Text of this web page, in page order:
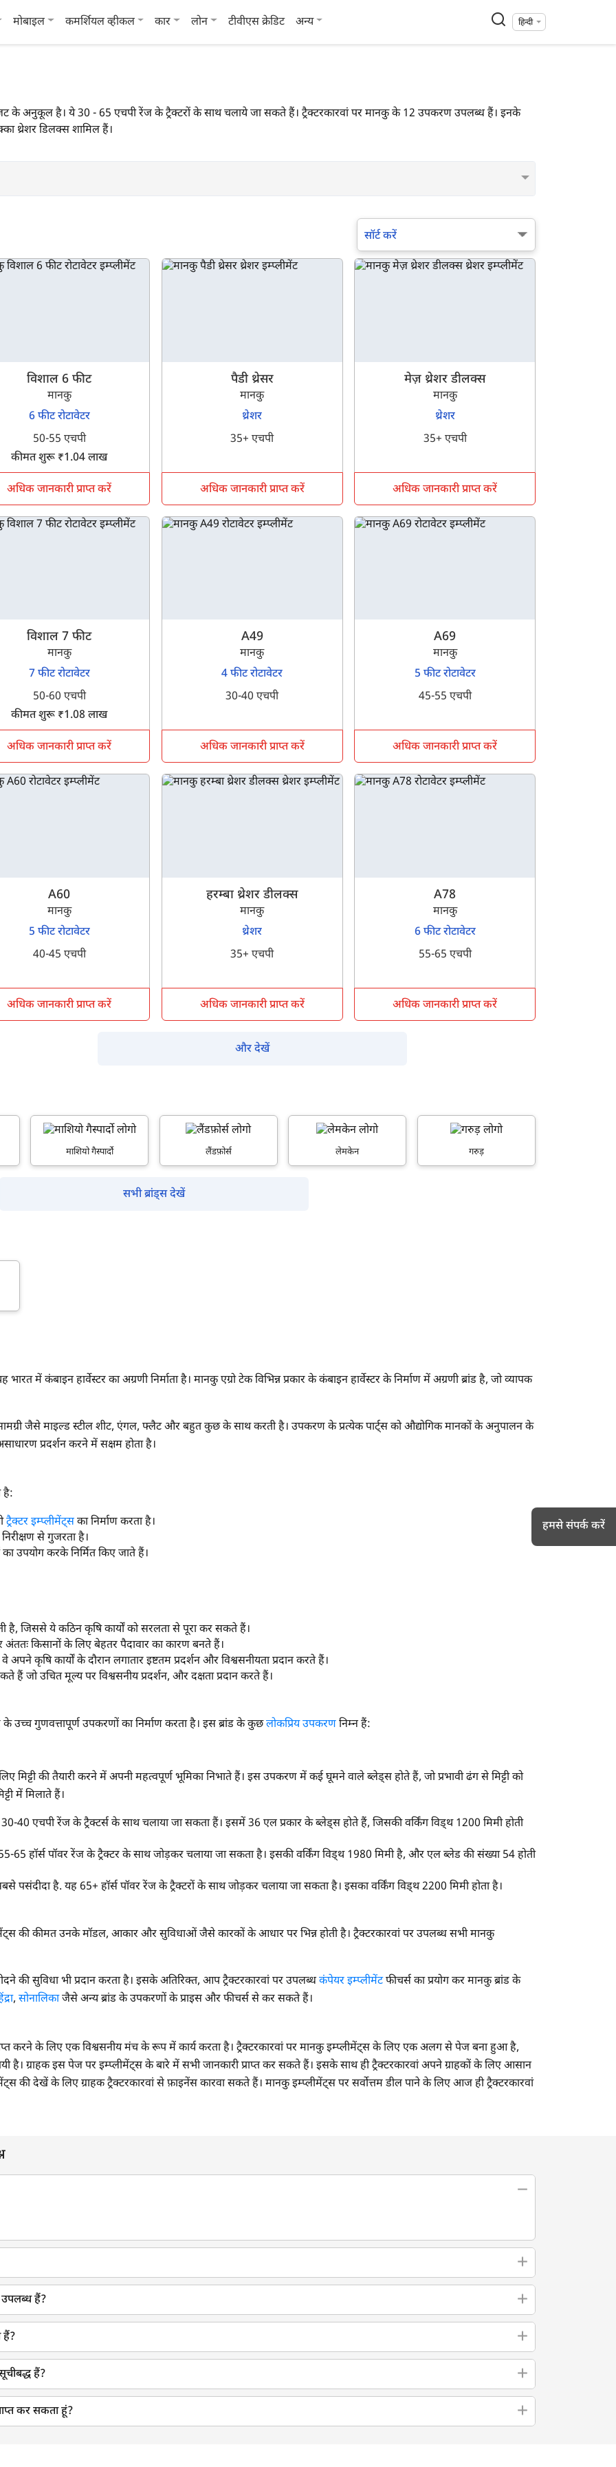
मोबाइल कमर्शियल व्हीकल कार लोन टीवीएस क्रेडिट अन्य हिन्दी
के अनुकूल है। ये 30 - 65 एचपी रेंज के ट्रैक्टरों के साथ चलाये जा सकते हैं। ट्रैक्टरकारवां पर मानकु के 12 उपकरण उपलब्ध हैं। इनके
थ्रेशर डिलक्स शामिल हैं।
सॉर्ट करें
विशाल 6 फीट
मानकु
6 फीट रोटावेटर
50-55 एचपी
कीमत शुरू ₹1.04 लाख
अधिक जानकारी प्राप्त करें
पैडी थ्रेसर
मानकु
थ्रेशर
35+ एचपी
अधिक जानकारी प्राप्त करें
मेज़ थ्रेशर डीलक्स
मानकु
थ्रेशर
35+ एचपी
अधिक जानकारी प्राप्त करें
विशाल 7 फीट
मानकु
7 फीट रोटावेटर
50-60 एचपी
कीमत शुरू ₹1.08 लाख
अधिक जानकारी प्राप्त करें
A49
मानकु
4 फीट रोटावेटर
30-40 एचपी
अधिक जानकारी प्राप्त करें
A69
मानकु
5 फीट रोटावेटर
45-55 एचपी
अधिक जानकारी प्राप्त करें
A60
मानकु
5 फीट रोटावेटर
40-45 एचपी
अधिक जानकारी प्राप्त करें
हरम्बा थ्रेशर डीलक्स
मानकु
थ्रेशर
35+ एचपी
अधिक जानकारी प्राप्त करें
A78
मानकु
6 फीट रोटावेटर
55-65 एचपी
अधिक जानकारी प्राप्त करें
और देखें
माशियो गैस्पार्दो लैंडफ़ोर्स लेमकेन गरुड़
सभी ब्रांड्स देखें
में कंबाइन हार्वेस्टर का अग्रणी निर्माता है। मानकु एग्रो टेक विभिन्न प्रकार के कंबाइन हार्वेस्टर के निर्माण में अग्रणी ब्रांड है, जो व्यापक
सामग्री जैसे माइल्ड स्टील शीट, एंगल, फ्लैट और बहुत कुछ के साथ करती है। उपकरण के प्रत्येक पार्ट्स को औद्योगिक मानकों के अनुपालन के
प्रदर्शन करने में सक्षम होता है।
है:
ट्रैक्टर इम्प्लीमेंट्सका निर्माण करता है।
निरीक्षण से गुजरता है।
उपयोग करके निर्मित किए जाते हैं।
है, जिससे ये कठिन कृषि कार्यों को सरलता से पूरा कर सकते हैं।
किसानों के लिए बेहतर पैदावार का कारण बनते हैं।
कृषि कार्यों के दौरान लगातार इष्टतम प्रदर्शन और विश्वसनीयता प्रदान करते हैं।
जो उचित मूल्य पर विश्वसनीय प्रदर्शन, और दक्षता प्रदान करते हैं।
के उच्च गुणवत्तापूर्ण उपकरणों का निर्माण करता है। इस ब्रांड के कुछलोकप्रिय उपकरणनिम्न हैं:
की तैयारी करने में अपनी महत्वपूर्ण भूमिका निभाते हैं। इस उपकरण में कई घूमने वाले ब्लेड्स होते हैं, जो प्रभावी ढंग से मिट्टी को
में मिलाते हैं।
40 एचपी रेंज के ट्रैक्टर्स के साथ चलाया जा सकता हैं। इसमें 36 एल प्रकार के ब्लेड्स होते हैं, जिसकी वर्किंग विड्थ 1200 मिमी होती
65 हॉर्स पॉवर रेंज के ट्रैक्टर के साथ जोड़कर चलाया जा सकता है। इसकी वर्किंग विड्थ 1980 मिमी है, और एल ब्लेड की संख्या 54 होती
पसंदीदा है. यह 65+ हॉर्स पॉवर रेंज के ट्रैक्टरों के साथ जोड़कर चलाया जा सकता है। इसका वर्किंग विड्थ 2200 मिमी होता है।
की कीमत उनके मॉडल, आकार और सुविधाओं जैसे कारकों के आधार पर भिन्न होती है। ट्रैक्टरकारवां पर उपलब्ध सभी मानकु
सुविधा भी प्रदान करता है। इसके अतिरिक्त, आप ट्रैक्टरकारवां पर उपलब्धकंपेयर इम्प्लीमेंटफीचर्स का प्रयोग कर मानकु ब्रांड के
, सोनालिकाजैसे अन्य ब्रांड के उपकरणों के प्राइस और फीचर्स से कर सकते हैं।
करने के लिए एक विश्वसनीय मंच के रूप में कार्य करता है। ट्रैक्टरकारवां पर मानकु इम्प्लीमेंट्स के लिए एक अलग से पेज बना हुआ है,
है। ग्राहक इस पेज पर इम्प्लीमेंट्स के बारे में सभी जानकारी प्राप्त कर सकते हैं। इसके साथ ही ट्रैक्टरकारवां अपने ग्राहकों के लिए आसान
की देखें के लिए ग्राहक ट्रैक्टरकारवां से फ़ाइनेंस कारवा सकते हैं। मानकु इम्प्लीमेंट्स पर सर्वोत्तम डील पाने के लिए आज ही ट्रैक्टरकारवां
हैं?
हैं?
हैं?
कर सकता हूं?
हमसे संपर्क करें
अपना पूरा नाम दर्ज करें*
मोबाइल नंबर दर्ज करें* ओटीपी भेजें
पिन कोड दर्ज करें*
Also interested in Implement loans
सबमिट
क्या आप बिना फॉर्म भरे जाना चाहते हैं?
इसे पूरा करने में 30 सेकंड से भी कम समय लगेगा।
नहीं, धन्यवाद हाँ, पूछताछ जारी रखें